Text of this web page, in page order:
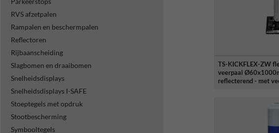
RVS afzetpalen
Rampalen en beschermpalen
Reflectoren
Rijbaanscheiding
Slagbomen en draaibomen
Snelheidsdisplays
Snelheidsdisplays I-SAFE
Stoeptegels met opdruk
Stootbescherming
Symbooltegels
TS-KICKFLEX-ZW
veerpaal
reflecterend - met